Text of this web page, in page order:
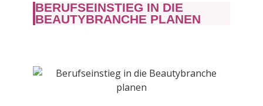
BERUFSEINSTIEG IN DIE
BEAUTYBRANCHE PLANEN